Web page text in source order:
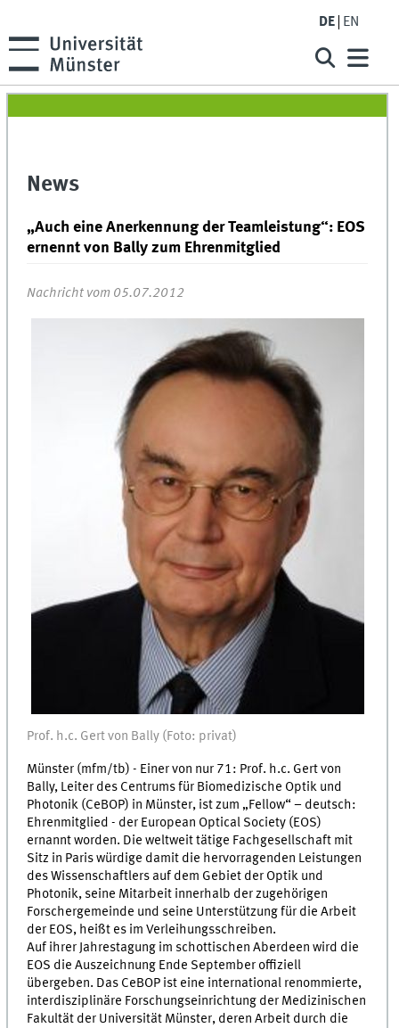
DE EN
News
„Auch eine Anerkennung der Teamleistung“: EOS
ernennt von Bally zum Ehrenmitglied
Nachricht vom 05.07.2012
Prof. h.c. Gert von Bally (Foto: privat)
Münster (mfm/tb) - Einer von nur 71: Prof. h.c. Gert von
Bally, Leiter des Centrums für Biomedizische Optik und
Photonik (CeBOP) in Münster, ist zum „Fellow“ – deutsch:
Ehrenmitglied - der European Optical Society (EOS)
ernannt worden. Die weltweit tätige Fachgesellschaft mit
Sitz in Paris würdige damit die hervorragenden Leistungen
des Wissenschaftlers auf dem Gebiet der Optik und
Photonik, seine Mitarbeit innerhalb der zugehörigen
Forschergemeinde und seine Unterstützung für die Arbeit
der EOS, heißt es im Verleihungsschreiben.
Auf ihrer Jahrestagung im schottischen Aberdeen wird die
EOS die Auszeichnung Ende September offiziell
übergeben. Das CeBOP ist eine international renommierte,
interdisziplinäre Forschungseinrichtung der Medizinischen
Fakultät der Universität Münster, deren Arbeit durch die